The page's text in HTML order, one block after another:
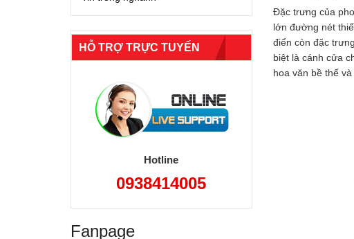
HỖ TRỢ TRỰC TUYẾN
Hotline
0938414005
Fanpage
Đặc trưng của
lớn đường nét
điển còn đặc
biệt là cánh cửa
hoa văn bề thế và